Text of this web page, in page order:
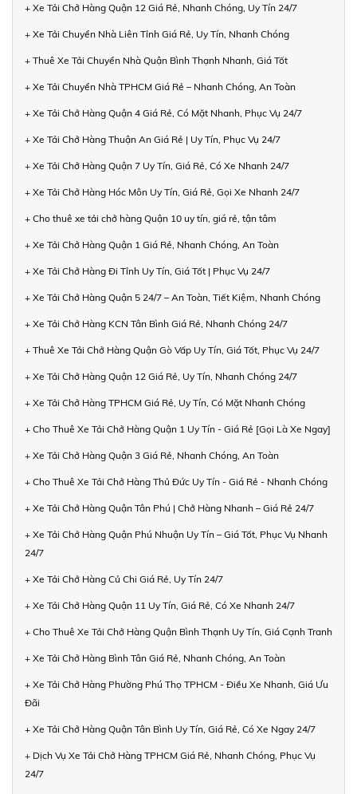
+ Xe Tải Chở Hàng Quận 12 Giá Rẻ, Nhanh Chóng, Uy Tín 24/7
+ Xe Tải Chuyển Nhà Liên Tỉnh Giá Rẻ, Uy Tín, Nhanh Chóng
+ Thuê Xe Tải Chuyển Nhà Quận Bình Thạnh Nhanh, Giá Tốt
+ Xe Tải Chuyển Nhà TPHCM Giá Rẻ – Nhanh Chóng, An Toàn
+ Xe Tải Chở Hàng Quận 4 Giá Rẻ, Có Mặt Nhanh, Phục Vụ 24/7
+ Xe Tải Chở Hàng Thuận An Giá Rẻ | Uy Tín, Phục Vụ 24/7
+ Xe Tải Chở Hàng Quận 7 Uy Tín, Giá Rẻ, Có Xe Nhanh 24/7
+ Xe Tải Chở Hàng Hóc Môn Uy Tín, Giá Rẻ, Gọi Xe Nhanh 24/7
+ Cho thuê xe tải chở hàng Quận 10 uy tín, giá rẻ, tận tâm
+ Xe Tải Chở Hàng Quận 1 Giá Rẻ, Nhanh Chóng, An Toàn
+ Xe Tải Chở Hàng Đi Tỉnh Uy Tín, Giá Tốt | Phục Vụ 24/7
+ Xe Tải Chở Hàng Quận 5 24/7 – An Toàn, Tiết Kiệm, Nhanh Chóng
+ Xe Tải Chở Hàng KCN Tân Bình Giá Rẻ, Nhanh Chóng 24/7
+ Thuê Xe Tải Chở Hàng Quận Gò Vấp Uy Tín, Giá Tốt, Phục Vụ 24/7
+ Xe Tải Chở Hàng Quận 12 Giá Rẻ, Uy Tín, Nhanh Chóng 24/7
+ Xe Tải Chở Hàng TPHCM Giá Rẻ, Uy Tín, Có Mặt Nhanh Chóng
+ Cho Thuê Xe Tải Chở Hàng Quận 1 Uy Tín - Giá Rẻ [Gọi Là Xe Ngay]
+ Xe Tải Chở Hàng Quận 3 Giá Rẻ, Nhanh Chóng, An Toàn
+ Cho Thuê Xe Tải Chở Hàng Thủ Đức Uy Tín - Giá Rẻ - Nhanh Chóng
+ Xe Tải Chở Hàng Quận Tân Phú | Chở Hàng Nhanh – Giá Rẻ 24/7
+ Xe Tải Chở Hàng Quận Phú Nhuận Uy Tín – Giá Tốt, Phục Vụ Nhanh
24/7
+ Xe Tải Chở Hàng Củ Chi Giá Rẻ, Uy Tín 24/7
+ Xe Tải Chở Hàng Quận 11 Uy Tín, Giá Rẻ, Có Xe Nhanh 24/7
+ Cho Thuê Xe Tải Chở Hàng Quận Bình Thạnh Uy Tín, Giá Cạnh Tranh
+ Xe Tải Chở Hàng Bình Tân Giá Rẻ, Nhanh Chóng, An Toàn
+ Xe Tải Chở Hàng Phường Phú Thọ TPHCM - Điều Xe Nhanh, Giá Ưu
Đãi
+ Xe Tải Chở Hàng Quận Tân Bình Uy Tín, Giá Rẻ, Có Xe Ngay 24/7
+ Dịch Vụ Xe Tải Chở Hàng TPHCM Giá Rẻ, Nhanh Chóng, Phục Vụ
24/7